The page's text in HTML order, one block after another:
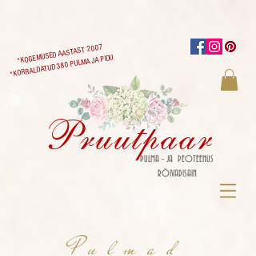
Pruutpaar
PULMA - JA PEOTEENUS
RÕIVADISAIN
*KOGEMUSED AASTAST 2007
*KORRALDATUD 380 PULMA JA PIDU
Pulmad